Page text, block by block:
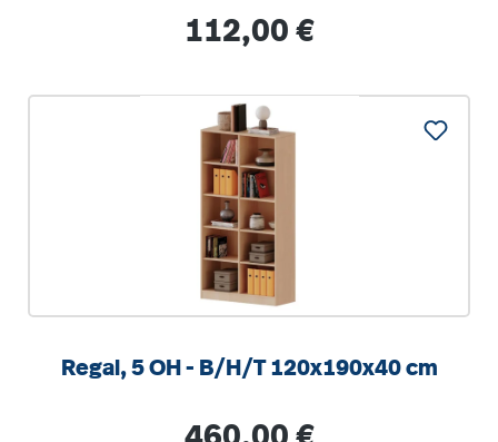
Regulärer Preis:
112,00 €
Regal, 5 OH - B/H/T 120x190x40 cm
Regulärer Preis: